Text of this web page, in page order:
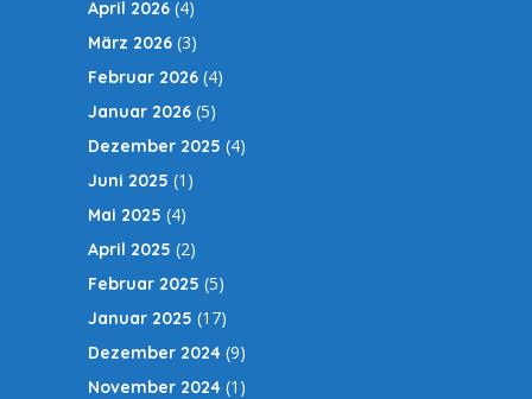
April 2026 (4)
März 2026 (3)
Februar 2026 (4)
Januar 2026 (5)
Dezember 2025 (4)
Juni 2025 (1)
Mai 2025 (4)
April 2025 (2)
Februar 2025 (5)
Januar 2025 (17)
Dezember 2024 (9)
November 2024 (1)